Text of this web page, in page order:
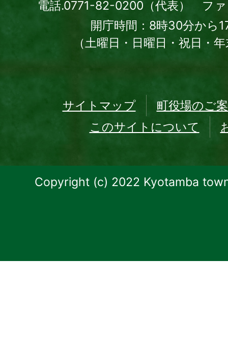
電話.0771-82-0200（代表） フ
開庁時間：8時30分から
（土曜日・日曜日・祝日・
サイトマップ
町役場のご
このサイトについて
Copyright (c) 2022 Kyotamba